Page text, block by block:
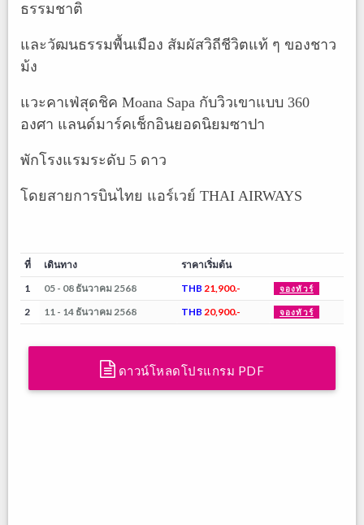
ธรรมชาติ
และวัฒนธรรมพื้นเมือง สัมผัสวิถีชีวิตแท้ ๆ ของชาว
ม้ง
แวะคาเฟ่สุดชิค Moana Sapa กับวิวเขาแบบ 360
องศา แลนด์มาร์คเช็กอินยอดนิยมซาปา
พักโรงแรมระดับ 5 ดาว
โดยสายการบินไทย แอร์เวย์ THAI AIRWAYS
ที่ เดินทาง
ราคาเริ่มต้น
1
05 - 08 ธันวาคม 2568 THB 21,900.- จองทัวร์
2 11 - 14 ธันวาคม 2568 THB 20,900.- จองทัวร์
ดาวน์โหลดโปรแกรม PDF